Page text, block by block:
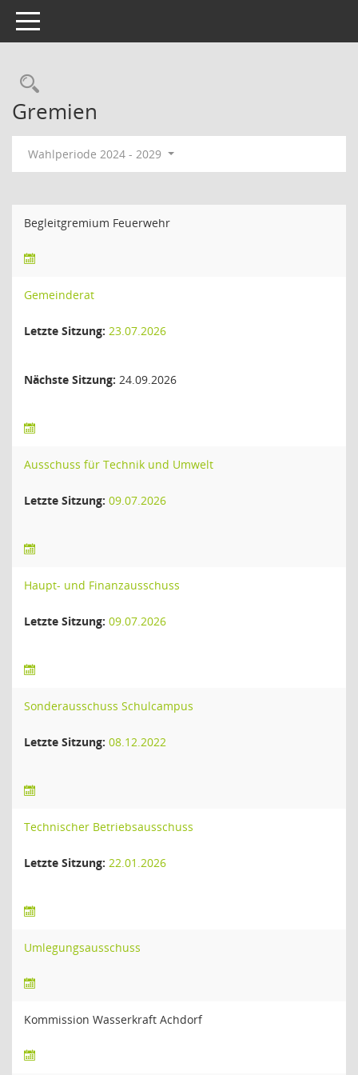
Toggle navigation
Rechercheauswahl
Gremien
Wahlperiode 2024 - 2029
Begleitgremium Feuerwehr
Gemeinderat
Letzte Sitzung: 23.07.2026
Nächste Sitzung: 24.09.2026
Ausschuss für Technik und Umwelt
Letzte Sitzung: 09.07.2026
Haupt- und Finanzausschuss
Letzte Sitzung: 09.07.2026
Sonderausschuss Schulcampus
Letzte Sitzung: 08.12.2022
Technischer Betriebsausschuss
Letzte Sitzung: 22.01.2026
Umlegungsausschuss
Kommission Wasserkraft Achdorf